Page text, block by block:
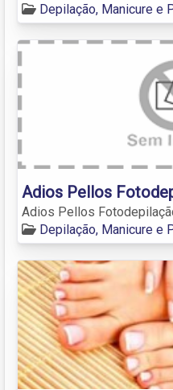
Depilação, Manicure e
Adios Pellos
Adios Pellos
Depilação, Manicure e